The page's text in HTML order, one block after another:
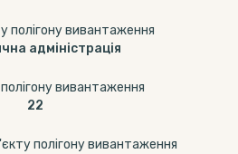
полігону вивантаження
адміністрація
вивантаження
22
полігону вивантаження